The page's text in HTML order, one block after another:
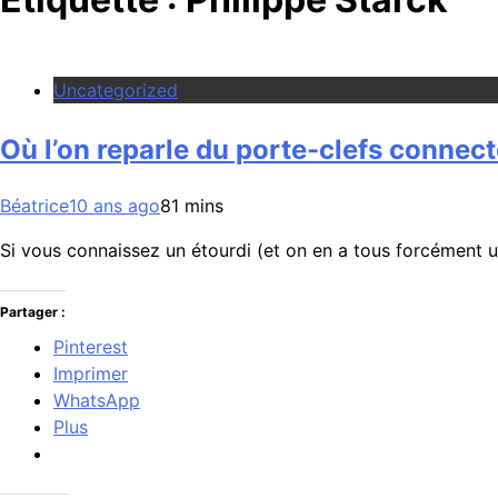
Uncategorized
Où l’on reparle du porte-clefs
Béatrice10 ans ago81 mins
Si vous connaissez un étourdi (et on en a tous forcément
Partager :
Pinterest
Imprimer
WhatsApp
Plus